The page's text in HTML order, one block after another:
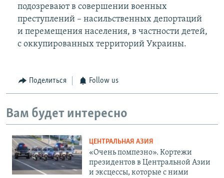
подозревают в совершении военных
преступлений – насильственных депортаций
и перемещения населения, в частности детей,
с оккупированных территорий Украины.
Поделиться Follow us
Вам будет интересно
ЦЕНТРАЛЬНАЯ АЗИЯ
«Очень помпезно». Кортежи
президентов в Центральной Азии
и эксцессы, которые с ними